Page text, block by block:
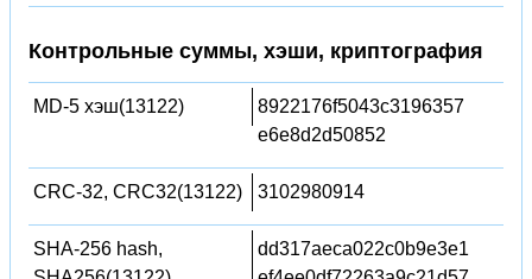
Контрольные суммы, хэши, криптография
MD-5 хэш(13122)
8922176f5043c3196357
e6e8d2d50852
CRC-32, CRC32(13122) 3102980914
SHA-256 hash,
dd317aeca022c0b9e3e1